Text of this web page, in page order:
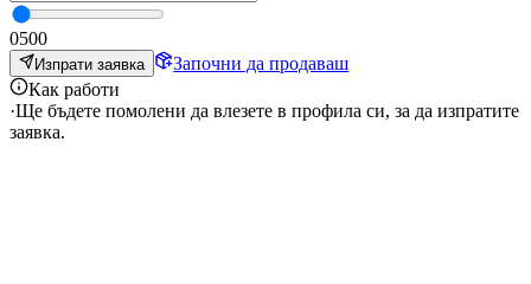
0500
Изпрати заявка
Започни да продаваш
Как работи
·Ще бъдете помолени да влезете в профила си, за да изпратите
заявка.